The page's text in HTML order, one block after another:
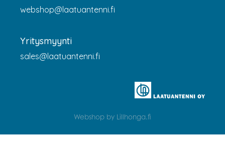
webshop@laatuantenni.fi
Yritysmyynti
sales@laatuantenni.fi
Webshop by Lillhonga.fi